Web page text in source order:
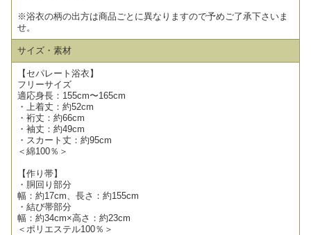
※浴衣の柄の出方は商品ごとに異なりますので予めご了承下さいま
せ。
サイズ・素材
【セパレート浴衣】
フリーサイズ
適応身長：155cm〜165cm
・上着丈：約52cm
・裄丈：約66cm
・袖丈：約49cm
・スカート丈：約95cm
＜綿100％＞
【作り帯】
・胴回り部分
幅：約17cm、長さ：約155cm
・結び帯部分
幅：約34cm×高さ：約23cm
＜ポリエステル100％＞